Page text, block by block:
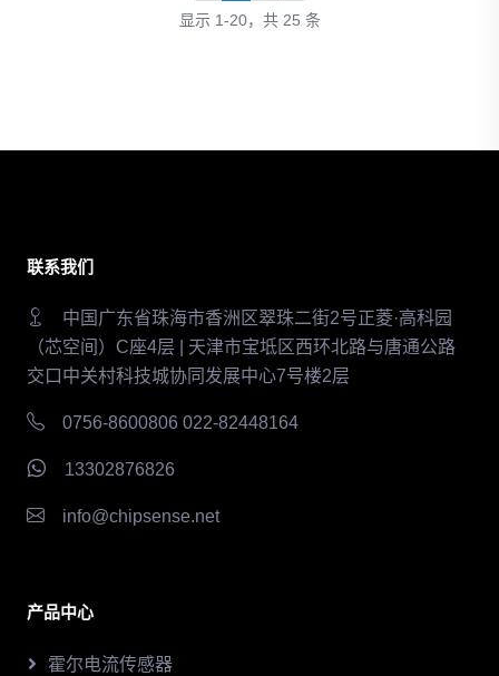
显示 1-20，共 25 条
联系我们
中国广东省珠海市香洲区翠珠二街2号正菱·高科园
（芯空间）C座4层 | 天津市宝坻区西环北路与唐通公路
交口中关村科技城协同发展中心7号楼2层
0756-8600806 022-82448164
13302876826
info@chipsense.net
产品中心
霍尔电流传感器